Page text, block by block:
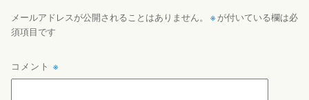
メールアドレスが公開されることはありません。 ※ が付いている欄は必
須項目です
コメント ※